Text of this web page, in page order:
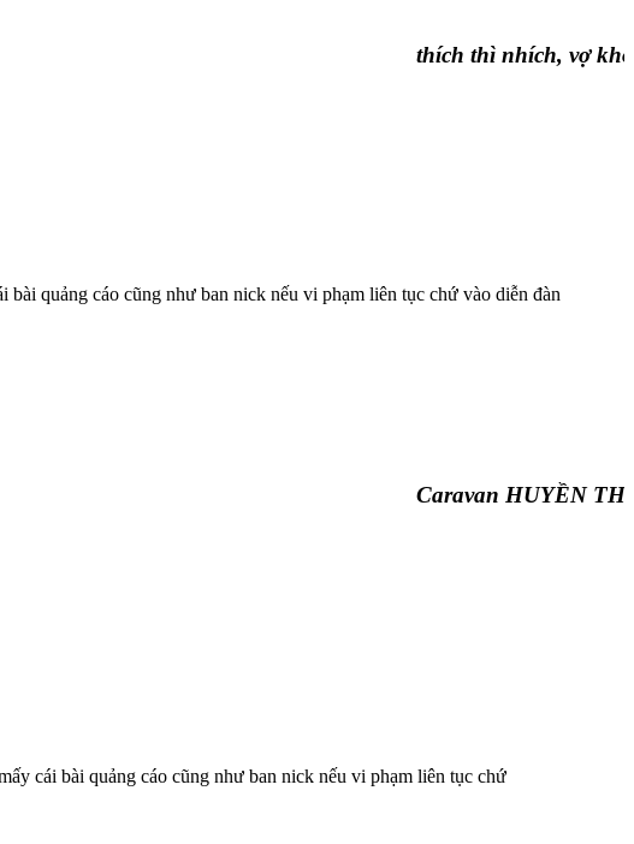
thích thì nhích, vợ
quảng cáo cũng như ban nick nếu vi phạm liên tục chứ vào diễn đàn
Caravan HUYỀN
cái bài quảng cáo cũng như ban nick nếu vi phạm liên tục chứ